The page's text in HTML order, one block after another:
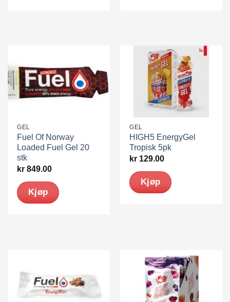
GEL
Fuel Of Norway
Loaded Fuel Gel 20
stk
kr 849.00
Kjøp
GEL
HIGH5 EnergyGel
Tropisk 5pk
kr 129.00
Kjøp